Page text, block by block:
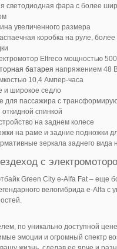
светодиодная фара с более
увеличенного размера
коробка на руле, более
Eltreco мощностью
батарея напряжением 48
10,4 Ампер-часа
и широкое седло
для пассажира с
откидной спинкой
на заднем колесе
на раме и задние подножки
зеркала заднего вида
с
Green City e-Alfa Fat – еще
велогибрида e-Alfa с
по уникально доступной
эмоции и огромный спектр